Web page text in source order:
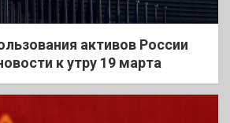
активов России
к утру 19 марта